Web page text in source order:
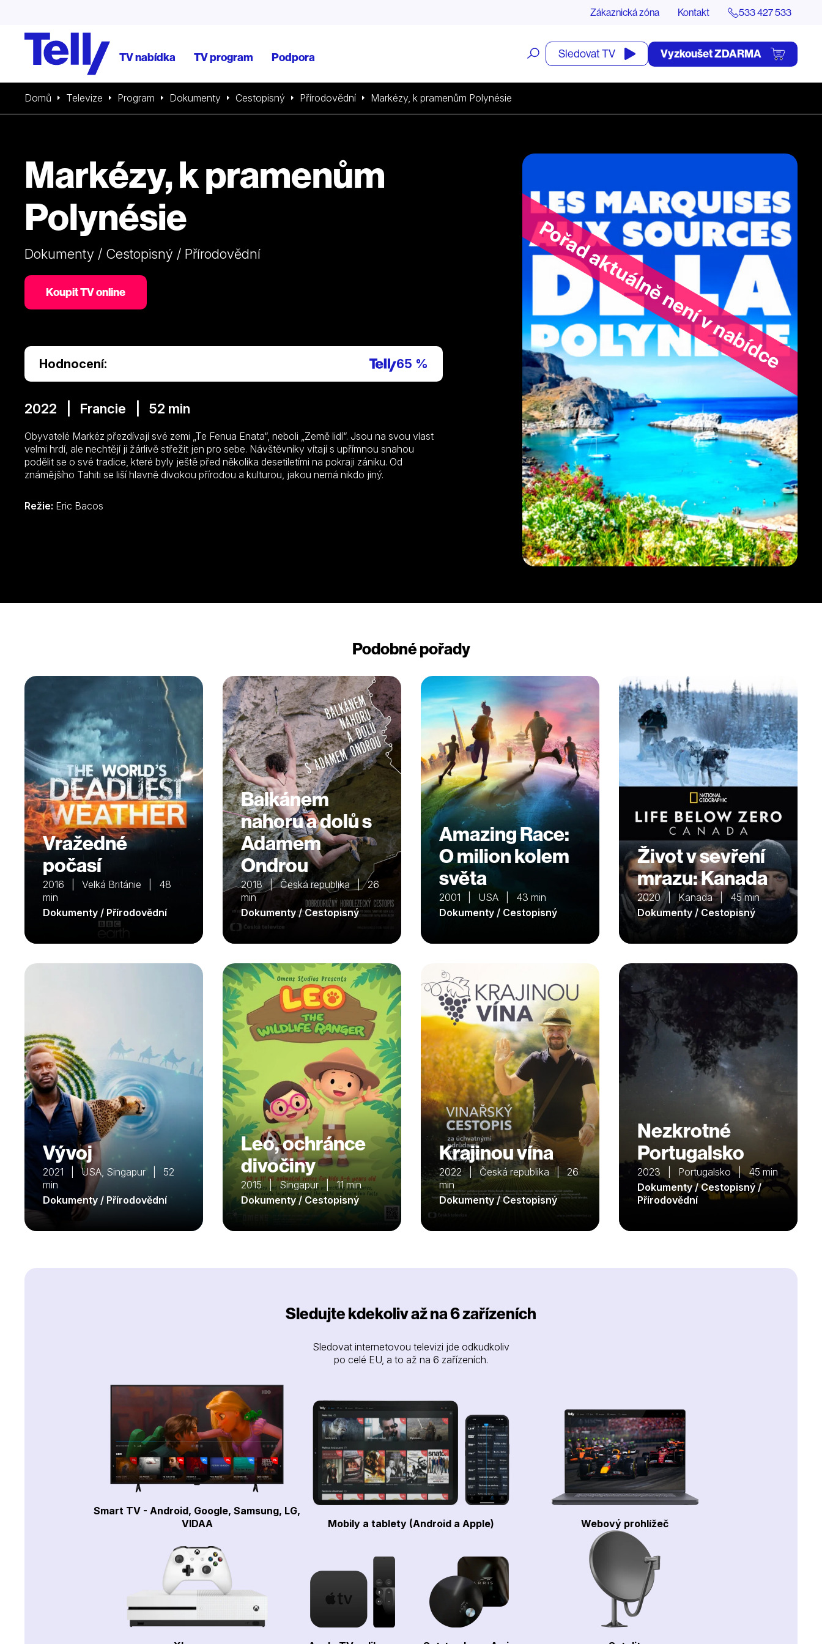
Zákaznická zóna Kontakt 533 427 533
TV nabídka TV program Podpora
Otevřít
vyhledávání
Sledovat TV Vyzkoušet ZDARMA
Domů Televize Program Dokumenty Cestopisný Přírodovědní Markézy, k pramenům Polynésie
Pořad aktuálně není v nabídce
Markézy, k pramenům
Polynésie
Dokumenty / Cestopisný / Přírodovědní
Koupit TV online
Hodnocení: 65 %
2022 | Francie | 52 min
Obyvatelé Markéz přezdívají své zemi „Te Fenua Enata“, neboli „Země lidí“. Jsou na svou vlast
velmi hrdí, ale nechtějí ji žárlivě střežit jen pro sebe. Návštěvníky vítají s upřímnou snahou
podělit se o své tradice, které byly ještě před několika desetiletími na pokraji zániku. Od
známějšího Tahiti se liší hlavně divokou přírodou a kulturou, jakou nemá nikdo jiný.
Režie: Eric Bacos
Podobné pořady
Vražedné
počasí
2016 | Velká Británie | 48
min
Dokumenty / Přírodovědní
Balkánem
nahoru a dolů s
Adamem
Ondrou
2018 | Česká republika | 26
min
Dokumenty / Cestopisný
Amazing Race:
O milion kolem
světa
2001 | USA | 43 min
Dokumenty / Cestopisný
Život v sevření
mrazu: Kanada
2020 | Kanada | 45 min
Dokumenty / Cestopisný
Vývoj
2021 | USA, Singapur | 52
min
Dokumenty / Přírodovědní
Leo, ochránce
divočiny
2015 | Singapur | 11 min
Dokumenty / Cestopisný
Krajinou vína
2022 | Česká republika | 26
min
Dokumenty / Cestopisný
Nezkrotné
Portugalsko
2023 | Portugalsko | 45 min
Dokumenty / Cestopisný /
Přírodovědní
Sledujte kdekoliv až na 6 zařízeních
Sledovat internetovou televizi jde odkudkoliv
po celé EU, a to až na 6 zařízeních.
Smart TV - Android, Google, Samsung, LG,
VIDAA
Mobily a tablety (Android a Apple) Webový prohlížeč